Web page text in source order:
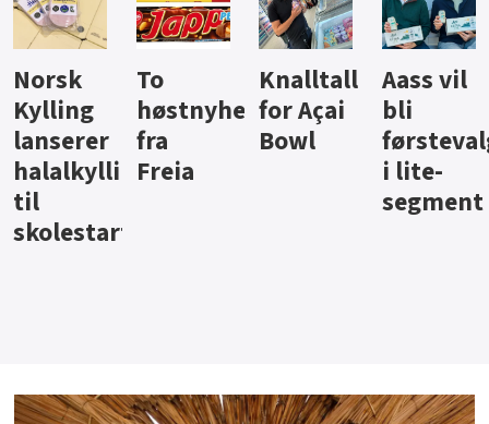
Knalltall
for Açai
Bowl
Aass vil
bli
førstevalg
i lite-
Brus og
jus fra
Berentsen
Hard
iste fra
Hansa